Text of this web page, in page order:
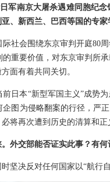
军南京大屠杀遇难同胞纪
、新西兰、巴西等国的专
社会围绕东京审判开庭80
重要价值，对东京审判所
面有着共同关切。
日本“新型军国主义”成势
图为侵略翻案的行径，严
将再次遭到历史的清算和正
外交部能否证实此事？有何
坚决反对任何国家以“航行